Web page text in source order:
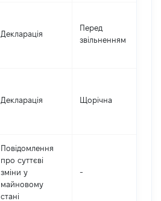
Декларація
Перед
звільненням
Декларація Щорічна
Повідомлення
про суттєві
зміни y
майновому
стані
-